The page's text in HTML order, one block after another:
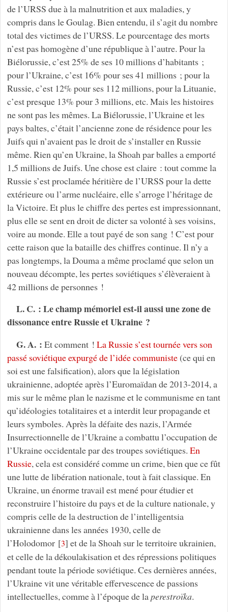
de l’URSS due à la malnutrition et aux maladies, y
compris dans le Goulag. Bien entendu, il s’agit du nombre
total des victimes de l’URSS. Le pourcentage des morts
n’est pas homogène d’une république à l’autre. Pour la
Biélorussie, c’est 25% de ses 10 millions d’habitants ;
pour l’Ukraine, c’est 16% pour ses 41 millions ; pour la
Russie, c’est 12% pour ses 112 millions, pour la Lituanie,
c’est presque 13% pour 3 millions, etc. Mais les histoires
ne sont pas les mêmes. La Biélorussie, l’Ukraine et les
pays baltes, c’était l’ancienne zone de résidence pour les
Juifs qui n’avaient pas le droit de s’installer en Russie
même. Rien qu’en Ukraine, la Shoah par balles a emporté
1,5 millions de Juifs. Une chose est claire : tout comme la
Russie s’est proclamée héritière de l’URSS pour la dette
extérieure ou l’arme nucléaire, elle s’arroge l’héritage de
la Victoire. Et plus le chiffre des pertes est impressionnant,
plus elle se sent en droit de dicter sa volonté à ses voisins,
voire au monde. Elle a tout payé de son sang ! C’est pour
cette raison que la bataille des chiffres continue. Il n’y a
pas longtemps, la Douma a même proclamé que selon un
nouveau décompte, les pertes soviétiques s’élèveraient à
42 millions de personnes !
L. C. : Le champ mémoriel est-il aussi une zone de
dissonance entre Russie et Ukraine ?
G. A. : Et comment ! La Russie s’est tournée vers son
passé soviétique expurgé de l’idée communiste(ce qui en
soi est une falsification), alors que la législation
ukrainienne, adoptée après l’Euromaïdan de 2013-2014, a
mis sur le même plan le nazisme et le communisme en tant
qu’idéologies totalitaires et a interdit leur propagande et
leurs symboles. Après la défaite des nazis, l’Armée
Insurrectionnelle de l’Ukraine a combattu l’occupation de
l’Ukraine occidentale par des troupes soviétiques. En
Russie, cela est considéré comme un crime, bien que ce fût
une lutte de libération nationale, tout à fait classique. En
Ukraine, un énorme travail est mené pour étudier et
reconstruire l’histoire du pays et de la culture nationale, y
compris celle de la destruction de l’intelligentsia
ukrainienne dans les années 1930, celle de
l’Holodomor[3] et de la Shoah sur le territoire ukrainien,
et celle de la dékoulakisation et des répressions politiques
pendant toute la période soviétique. Ces dernières années,
l’Ukraine vit une véritable effervescence de passions
intellectuelles, comme à l’époque de laperestroïka.